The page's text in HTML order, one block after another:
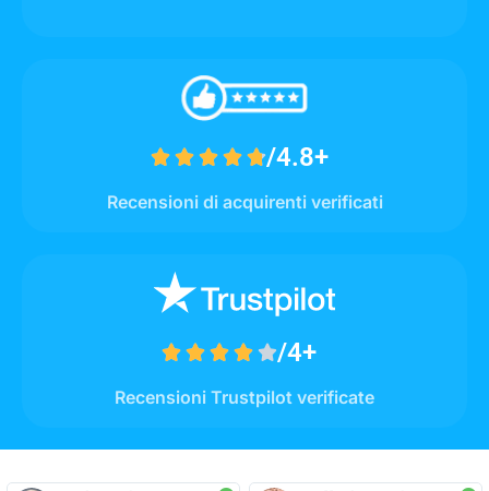
/4.8+
    
Recensioni di acquirenti verificati
/4+
    
Recensioni Trustpilot verificate